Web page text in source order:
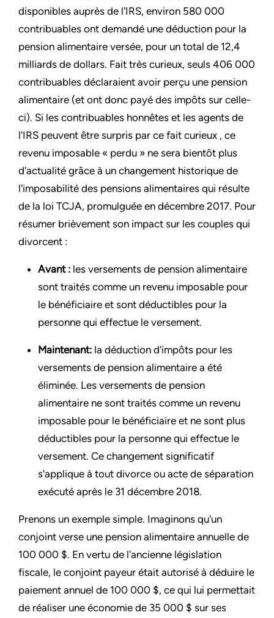
disponibles auprès de l'IRS, environ 580 000
contribuables ont demandé une déduction pour la
pension alimentaire versée, pour un total de 12,4
milliards de dollars. Fait très curieux, seuls 406 000
contribuables déclaraient avoir perçu une pension
alimentaire (et ont donc payé des impôts sur celle-
ci). Si les contribuables honnêtes et les agents de
l'IRS peuvent être surpris par ce fait curieux , ce
revenu imposable « perdu » ne sera bientôt plus
d'actualité grâce à un changement historique de
l'imposabilité des pensions alimentaires qui résulte
de la loi TCJA, promulguée en décembre 2017. Pour
résumer brièvement son impact sur les couples qui
divorcent :
Avant : les versements de pension alimentaire
sont traités comme un revenu imposable pour
le bénéficiaire et sont déductibles pour la
personne qui effectue le versement.
Maintenant: la déduction d'impôts pour les
versements de pension alimentaire a été
éliminée. Les versements de pension
alimentaire ne sont traités comme un revenu
imposable pour le bénéficiaire et ne sont plus
déductibles pour la personne qui effectue le
versement. Ce changement significatif
s'applique à tout divorce ou acte de séparation
exécuté après le 31 décembre 2018.
Prenons un exemple simple. Imaginons qu'un
conjoint verse une pension alimentaire annuelle de
100 000 $. En vertu de l'ancienne législation
fiscale, le conjoint payeur était autorisé à déduire le
paiement annuel de 100 000 $, ce qui lui permettait
de réaliser une économie de 35 000 $ sur ses